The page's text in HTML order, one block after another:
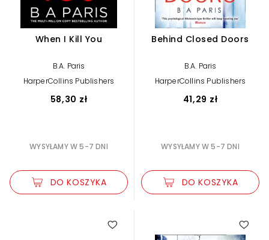
When I Kill You
B.A. Paris
HarperCollins Publishers
58,30 zł
WYSYŁAMY W 5-7 DNI
DO KOSZYKA
Behind Closed Doors
B.A. Paris
HarperCollins Publishers
41,29 zł
WYSYŁAMY W 5-7 DNI
DO KOSZYKA